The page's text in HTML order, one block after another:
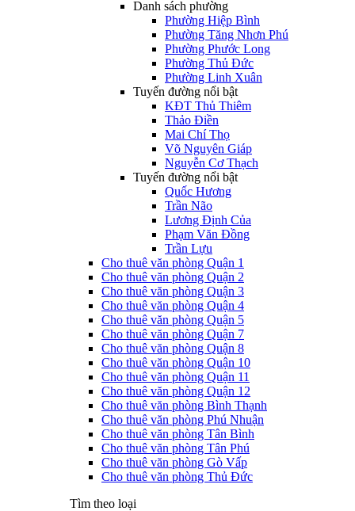
Danh sách phường
Phường Hiệp Bình
Phường Tăng Nhơn Phú
Phường Phước Long
Phường Thủ Đức
Phường Linh Xuân
Tuyến đường nổi bật
KĐT Thủ Thiêm
Thảo Điền
Mai Chí Thọ
Võ Nguyên Giáp
Nguyễn Cơ Thạch
Tuyến đường nổi bật
Quốc Hương
Trần Não
Lương Định Của
Phạm Văn Đồng
Trần Lựu
Cho thuê văn phòng Quận 1
Cho thuê văn phòng Quận 2
Cho thuê văn phòng Quận 3
Cho thuê văn phòng Quận 4
Cho thuê văn phòng Quận 5
Cho thuê văn phòng Quận 7
Cho thuê văn phòng Quận 8
Cho thuê văn phòng Quận 10
Cho thuê văn phòng Quận 11
Cho thuê văn phòng Quận 12
Cho thuê văn phòng Bình Thạnh
Cho thuê văn phòng Phú Nhuận
Cho thuê văn phòng Tân Bình
Cho thuê văn phòng Tân Phú
Cho thuê văn phòng Gò Vấp
Cho thuê văn phòng Thủ Đức
Tìm theo loại